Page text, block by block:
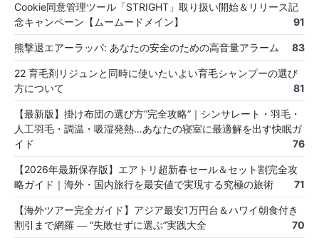
Cookie同意管理ツール「STRIGHT」取り扱い開始＆リリース記
念キャンペーン【ムームードメイン】
91
熊撃退エアーラッパ: あなたの安全のための高音量アラーム 83
22 育毛剤リジュンと同時に使いたいよい育毛シャンプーの選び
方について
81
【最新版】掛け布団の選び方“完全攻略”｜シンサレート・羽毛・
人工羽毛・調温・吸湿発熱…あなたの寝室に最適解を出す快眠ガ
イド
76
【2026年最新保存版】エアトリ超新春セール＆セット割完全攻
略ガイド｜海外・国内旅行を最安値で実現する究極の旅術
71
【海外ツアー完全ガイド】アジア最安1万円台＆ハワイ朝食付き
割引まで網羅 ― “失敗せずに選ぶ”実践大全
70